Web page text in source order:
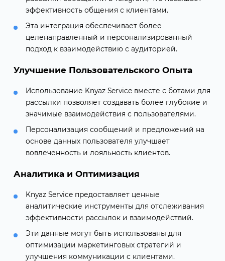
эффективность общения с клиентами.
Эта интеграция обеспечивает более
целенаправленный и персонализированный
подход к взаимодействию с аудиторией.
Улучшение Пользовательского Опыта
Использование Knyaz Service вместе с ботами для
рассылки позволяет создавать более глубокие и
значимые взаимодействия с пользователями.
Персонализация сообщений и предложений на
основе данных пользователя улучшает
вовлеченность и лояльность клиентов.
Аналитика и Оптимизация
Knyaz Service предоставляет ценные
аналитические инструменты для отслеживания
эффективности рассылок и взаимодействий.
Эти данные могут быть использованы для
оптимизации маркетинговых стратегий и
улучшения коммуникации с клиентами.